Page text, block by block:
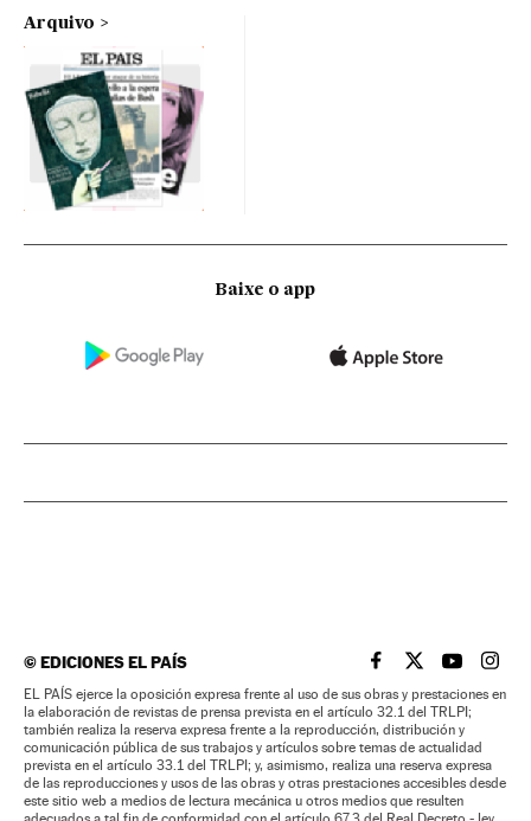
Arquivo
Baixe o app
©EDICIONES EL PAÍS EL PAÍS BRASIL EN
EL PAÍSEL PAÍS
EL
EL PAÍS ejerce la oposición expresa frente al uso de sus obras y prestaciones en
la elaboración de revistas de prensa prevista en el artículo 32.1 del TRLPI;
también realiza la reserva expresa frente a la reproducción, distribución y
comunicación pública de sus trabajos y artículos sobre temas de actualidad
prevista en el artículo 33.1 del TRLPI; y, asimismo, realiza una reserva expresa
de las reproducciones y usos de las obras y otras prestaciones accesibles desde
este sitio web a medios de lectura mecánica u otros medios que resulten